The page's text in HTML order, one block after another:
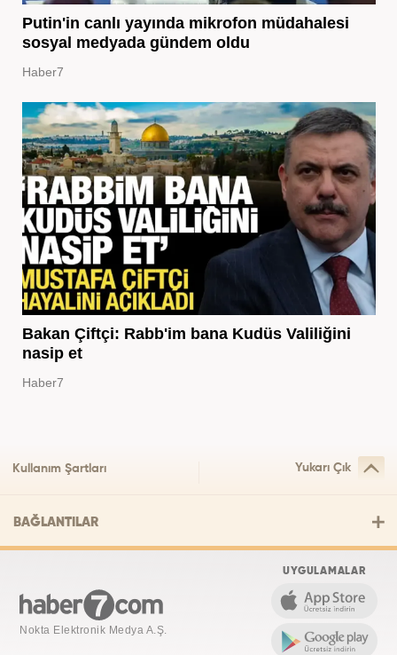
Putin'in canlı yayında mikrofon müdahalesi
sosyal medyada gündem oldu
Haber7
Bakan Çiftçi: Rabb'im bana Kudüs Valiliğini
nasip et
Haber7
Kullanım Şartları Yukarı Çık
BAĞLANTILAR
Nokta Elektronik Medya A.Ş.
UYGULAMALAR